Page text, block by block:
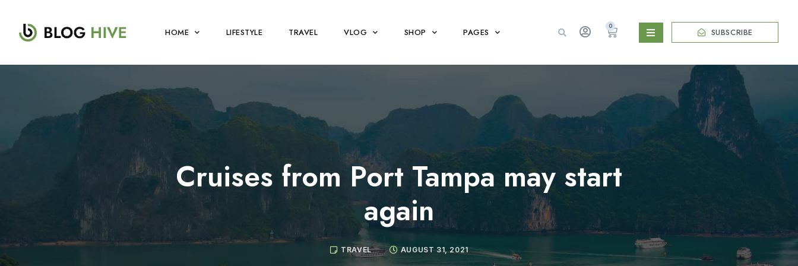
HOME LIFESTYLE TRAVEL VLOG SHOP PAGES
0
SUBSCRIBE
Cruises from Port Tampa may start
again
TRAVEL AUGUST 31, 2021